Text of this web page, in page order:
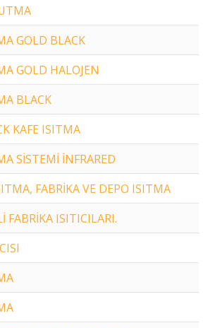
GOLD BLACK
GOLD HALOJEN
BLACK
KAFE ISITMA
SİSTEMİ İNFRARED
FABRİKA VE DEPO ISITMA
FABRİKA ISITICILARI.